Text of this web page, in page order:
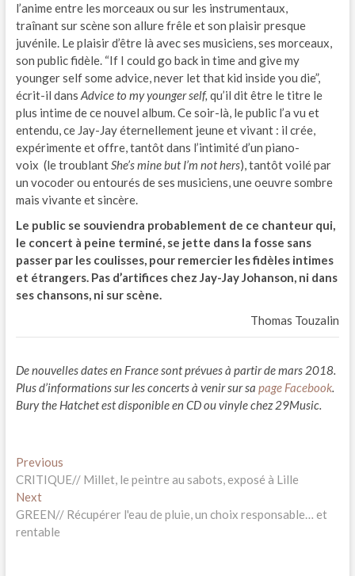
l’anime entre les morceaux ou sur les instrumentaux,
traînant sur scène son allure frêle et son plaisir presque
juvénile. Le plaisir d’être là avec ses musiciens, ses morceaux,
son public fidèle. “If I could go back in time and give my
younger self some advice, never let that kid inside you die”,
écrit-il dans Advice to my younger self, qu’il dit être le titre le
plus intime de ce nouvel album. Ce soir-là, le public l’a vu et
entendu, ce Jay-Jay éternellement jeune et vivant : il crée,
expérimente et offre, tantôt dans l’intimité d’un piano-
voix (le troublantShe’s mine but I’m not hers), tantôt voilé par
un vocoder ou entourés de ses musiciens, une oeuvre sombre
mais vivante et sincère.
Le public se souviendra probablement de ce chanteur qui,
le concert à peine terminé, se jette dans la fosse sans
passer par les coulisses, pour remercier les fidèles intimes
et étrangers. Pas d’artifices chez Jay-Jay Johanson, ni dans
ses chansons, ni sur scène.
Thomas Touzalin
De nouvelles dates en France sont prévues à partir de mars 2018.
Plus d’informations sur les concerts à venir sur sa page Facebook.
Bury the Hatchet est disponible en CD ou vinyle chez 29Music.
Navigation
de
l’article
PreviousPrevious
post:
CRITIQUE// Millet, le peintre au sabots, exposé à Lille
NextNext
post:
GREEN// Récupérer l'eau de pluie, un choix responsable… et
rentable